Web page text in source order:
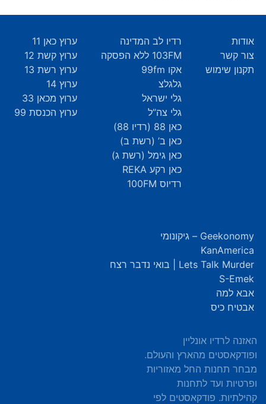
אודות
צור קשר
תקנון שימוש
רדיו לב המדינה
103FM ללא הפסקה
אקו 99fm
גלגלצ
גלי ישראל
גלי צה”ל
כאן 88 (רדיו 88)
כאן ב’ (רשת ב)
כאן גימל (רשת ג)
כאן רקע REKA
רדיוס 100FM
ערוץ כאן 11
ערוץ קשת 12
ערוץ רשת 13
ערוץ 14
ערוץ מכאן 33
ערוץ הכנסת 99
Geekonomy – גיקונומי
KanAmerica
Lets Talk Murder | בואי נדבר רצח
S-Emek
אבא למה
אבטיח כיס
האזנה לרדיו אונליין
ופודקאסטים מהארץ והעולם.
מבחר תחנות החל מאזוריות
ופרטיות ועד לתחנות
קהילתיות. פודקאסטים לפי